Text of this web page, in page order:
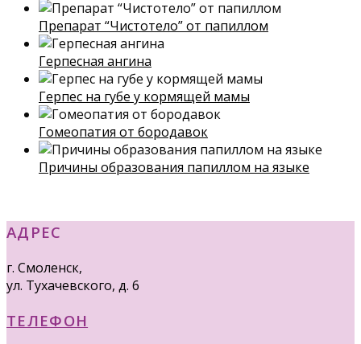
Препарат “Чистотело” от папиллом
Герпесная ангина
Герпес на губе у кормящей мамы
Гомеопатия от бородавок
Причины образования папиллом на языке
АДРЕС
г. Смоленск,
ул. Тухачевского, д. 6
ТЕЛЕФОН